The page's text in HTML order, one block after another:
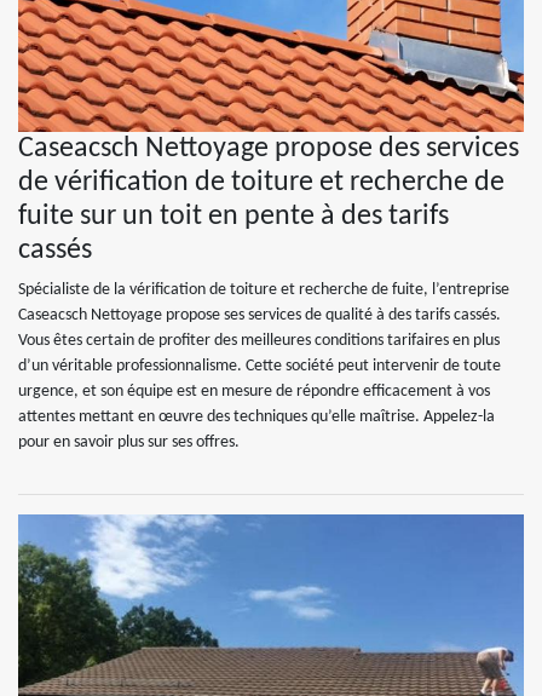
Caseacsch Nettoyage propose des services
de vérification de toiture et recherche de
fuite sur un toit en pente à des tarifs
cassés
Spécialiste de la vérification de toiture et recherche de fuite, l’entreprise
Caseacsch Nettoyage propose ses services de qualité à des tarifs cassés.
Vous êtes certain de profiter des meilleures conditions tarifaires en plus
d’un véritable professionnalisme. Cette société peut intervenir de toute
urgence, et son équipe est en mesure de répondre efficacement à vos
attentes mettant en œuvre des techniques qu’elle maîtrise. Appelez-la
pour en savoir plus sur ses offres.